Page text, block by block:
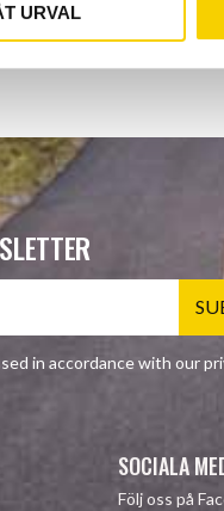
URVAL
in accordance with our
SOCIALA
Följ oss på